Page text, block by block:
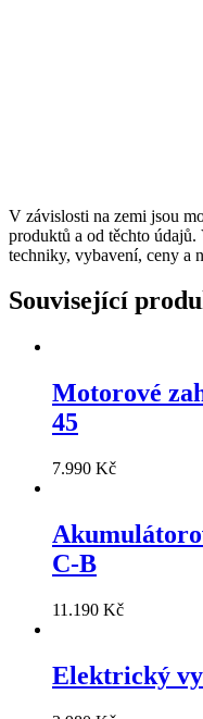
V závislosti na zemi jsou
produktů a od těchto
techniky, vybavení, ceny a
Související
Motorové
45
7.990 Kč
C-B
11.190 Kč
Elektrický